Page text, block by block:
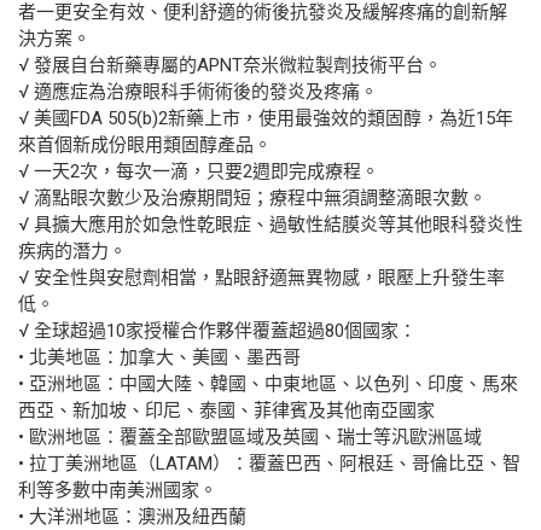
者一更安全有效、便利舒適的術後抗發炎及緩解疼痛的創新解
決方案。
√ 發展自台新藥專屬的APNT奈米微粒製劑技術平台。
√ 適應症為治療眼科手術術後的發炎及疼痛。
√ 美國FDA 505(b)2新藥上市，使用最強效的類固醇，為近15年
來首個新成份眼用類固醇產品。
√ 一天2次，每次一滴，只要2週即完成療程。
√ 滴點眼次數少及治療期間短；療程中無須調整滴眼次數。
√ 具擴大應用於如急性乾眼症、過敏性結膜炎等其他眼科發炎性
疾病的潛力。
√ 安全性與安慰劑相當，點眼舒適無異物感，眼壓上升發生率
低。
√ 全球超過10家授權合作夥伴覆蓋超過80個國家：
• 北美地區：加拿大、美國、墨西哥
• 亞洲地區：中國大陸、韓國、中東地區、以色列、印度、馬來
西亞、新加坡、印尼、泰國、菲律賓及其他南亞國家
• 歐洲地區：覆蓋全部歐盟區域及英國、瑞士等汎歐洲區域
• 拉丁美洲地區（LATAM）：覆蓋巴西、阿根廷、哥倫比亞、智
利等多數中南美洲國家。
• 大洋洲地區：澳洲及紐西蘭